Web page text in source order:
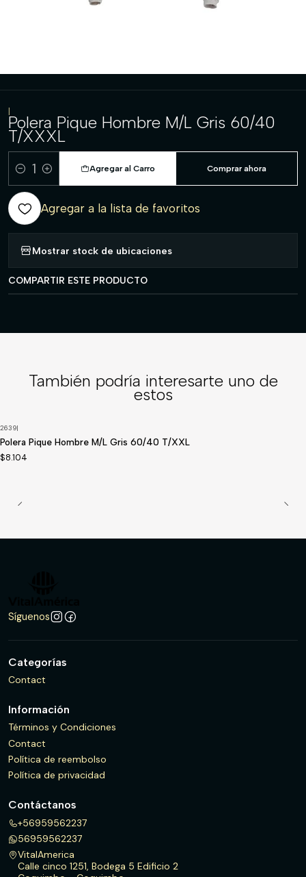
|
Polera Pique Hombre M/L Gris 60/40
T/XXXL
Cantidad
Agregar al Carro Comprar ahora
Agregar a la lista de favoritos
Mostrar stock de ubicaciones
COMPARTIR ESTE PRODUCTO
También podría interesarte uno de
estos
2639|
Polera Pique Hombre M/L Gris 60/40 T/XXL
$8.104
Síguenos
Categorías
Contact
Información
Términos y Condiciones
Contact
Política de reembolso
Política de privacidad
Contáctanos
+56959562237
56959562237
VitalAmerica
Calle cinco 1251, Bodega 5 Edificio 2